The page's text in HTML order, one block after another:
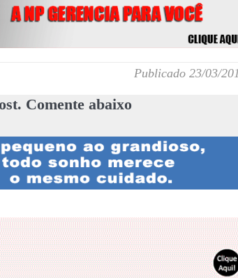
Publicado 23/03/
Comente abaixo